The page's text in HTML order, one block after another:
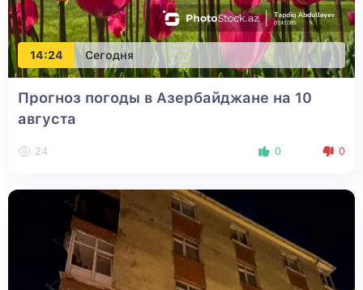
14:24 Сегодня
Прогноз погоды в Азербайджане на 10
августа
24 0 0